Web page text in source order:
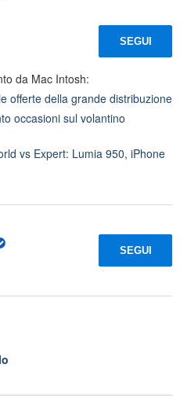
SEGUI
da Mac Intosh:
offerte della grande distribuzione
occasioni sul volantino
vs Expert: Lumia 950, iPhone
SEGUI